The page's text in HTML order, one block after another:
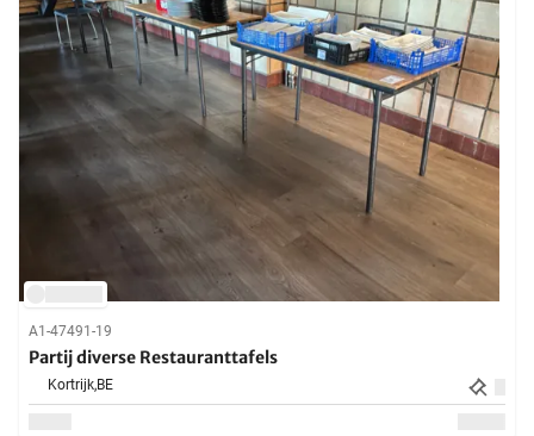
A1-47491-19
Partij diverse Restauranttafels
Kortrijk,BE